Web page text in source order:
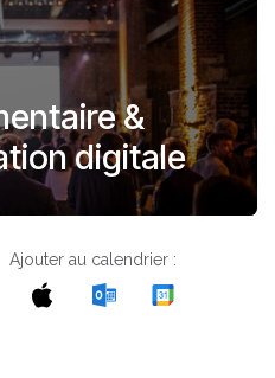
&
digitale
Ajouter au calendrier :